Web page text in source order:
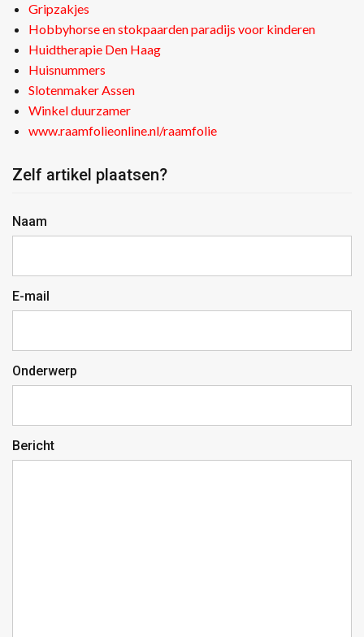
Gripzakjes
Hobbyhorse en stokpaarden paradijs voor kinderen
Huidtherapie Den Haag
Huisnummers
Slotenmaker Assen
Winkel duurzamer
www.raamfolieonline.nl/raamfolie
Zelf artikel plaatsen?
Naam
E-mail
Onderwerp
Bericht